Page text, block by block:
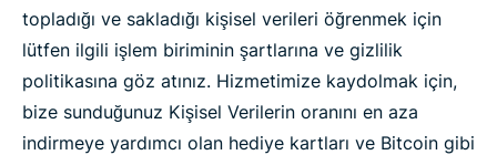
topladığı ve sakladığı kişisel verileri öğrenmek için
lütfen ilgili işlem biriminin şartlarına ve gizlilik
politikasına göz atınız. Hizmetimize kaydolmak için,
bize sunduğunuz Kişisel Verilerin oranını en aza
indirmeye yardımcı olan hediye kartları ve Bitcoin gibi